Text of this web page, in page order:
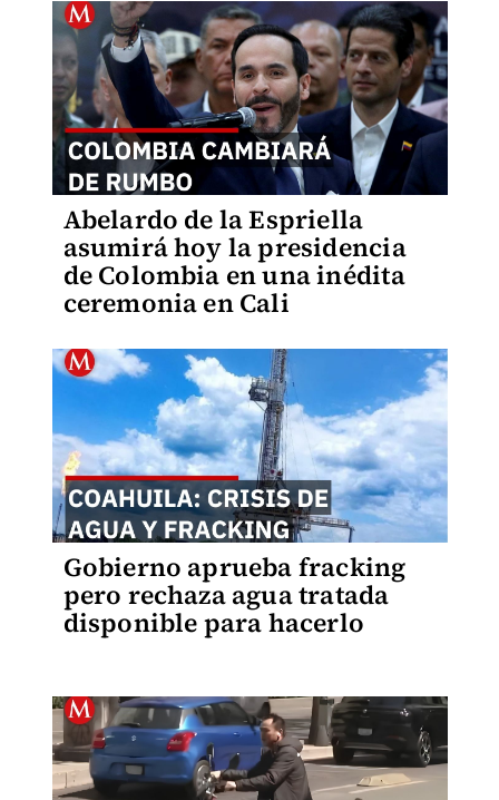
Abelardo de la Espriella
asumirá hoy la presidencia
de Colombia en una inédita
ceremonia en Cali
Gobierno aprueba fracking
pero rechaza agua tratada
disponible para hacerlo